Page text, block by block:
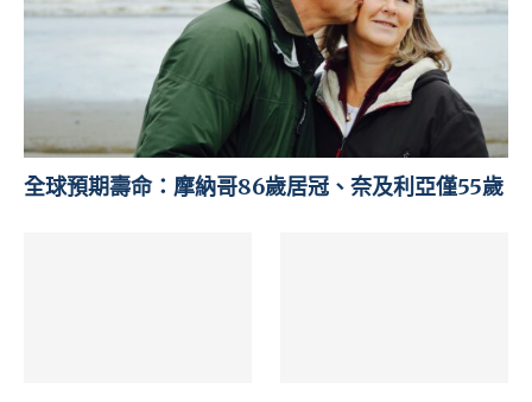
全球預期壽命：摩納哥86歲居冠、奈及利亞僅55歲